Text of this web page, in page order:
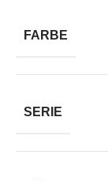
FARBE
SERIE